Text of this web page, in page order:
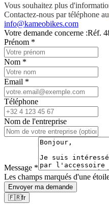
Vous souhaitez plus
Contactez-nous par téléphone au
info@kameobikes.com
Votre demande concerne :Réf.
Prénom *
Nom *
Email *
Téléphone
Nom de l'entreprise
Message *
Les champs marqués d'une
Envoyer ma demande
🇫🇷fr